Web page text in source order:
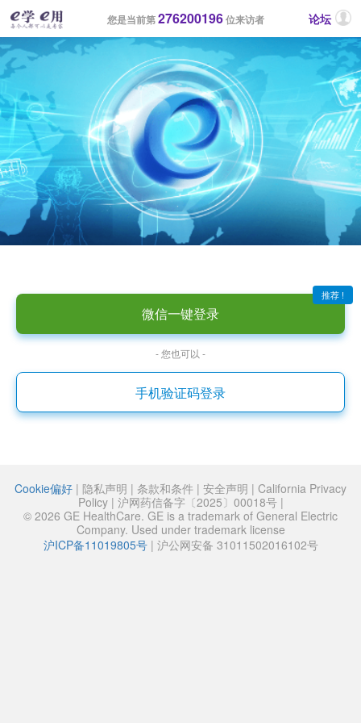
您是当前第276200196位来访者 论坛
推荐 !
微信一键登录
- 您也可以 -
手机验证码登录
Cookie偏好 | 隐私声明 | 条款和条件 | 安全声明 | California Privacy
Policy| 沪网药信备字〔2025〕00018号|
© 2026 GE HealthCare. GE is a trademark of General Electric
Company. Used under trademark license
沪ICP备11019805号| 沪公网安备 31011502016102号